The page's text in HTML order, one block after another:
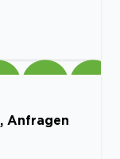
Anfragen